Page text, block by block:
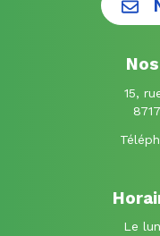
15,
Le